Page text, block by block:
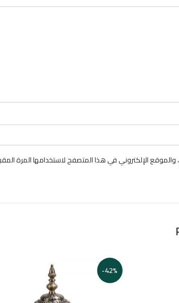
الإلكتروني في هذا المتصفح لاستخدامها المرة
-42%